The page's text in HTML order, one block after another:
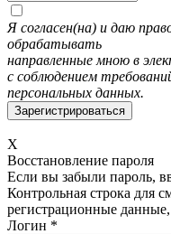
Я согласен(на) и даю
обрабатывать
направленные мною в
с соблюдением
персональных данных.
X
Восстановление пароля
Если вы забыли пароль,
Контрольная строка для
регистрационные
Логин *